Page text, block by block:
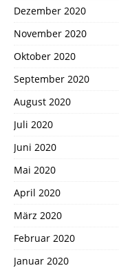
Dezember 2020
November 2020
Oktober 2020
September 2020
August 2020
Juli 2020
Juni 2020
Mai 2020
April 2020
März 2020
Februar 2020
Januar 2020